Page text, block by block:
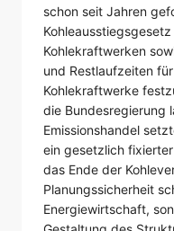
schon seit Jahren
Kohlekraftwerken
und Restlaufzeiten
Kohlekraftwerke
die Bundesregierung
Emissionshandel
ein gesetzlich
das Ende der
Planungssicherheit
Energiewirtschaft,